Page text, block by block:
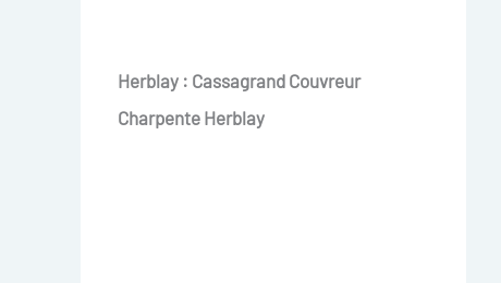
Herblay : Cassagrand Couvreur
Charpente Herblay